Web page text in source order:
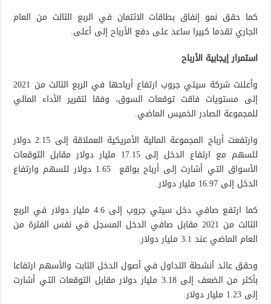
كما حقق نمو إنفاق بطاقات الائتمان في الربع الثالث من العام
الجاري تقدما كبيرا ساعد على دفع الأرباح إلى أعلى.
استمرار إيجابية الأرباح
وأعلنت شركة سيتي جروب ارتفاع أرباحها في الربع الثالث من 2021
إلى مستويات فاقت توقعات السوق، وفقا لتقرير الأداء المالي
للمجموعة الصادر الخميس الماضي.
وارتفعت أرباح المجموعة المالية الأمريكية العملاقة إلى 2.15 دولار
للسهم مع ارتفاع الدخل إلى 17.15 مليار دولار مقابل التوقعات
الأسواق التي أشارت إلى أرباح بواقع 1.65 دولار للسهم وارتفاع
الدخل إلى 16.97 مليار دولار.
كما ارتفع صافي دخل سيتي جروب إلى 4.6 مليار دولار في الربع
الثالث من 2021 مقابل صافي الدخل المسجل في نفس الفترة من
العام الماضي عند 3.1 مليار دولار.
وحقق عائد أنشطة التداول في أصول الدخل الثابت والأسهم ارتفاعا
بأكثر من الضعف إلى 3.18 مليار دولار مقابل التوقعات التي أشارت
إلى 1.23 مليار دولار.